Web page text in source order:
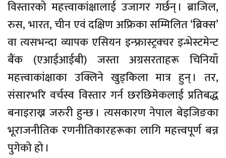
विस्तारको महत्त्वाकांक्षालाई उजागर गर्छन् । ब्राजिल,
रुस, भारत, चीन एवं दक्षिण अफ्रिका सम्मिलित ‘ब्रिक्स’
वा त्यसभन्दा व्यापक एसियन इन्फ्रास्ट्रक्चर इन्भेस्टमेन्ट
बैंक (एआईआईबी) जस्ता अग्रसरताहरू चिनियाँ
महत्त्वाकांक्षाका उक्लिने खुड्किला मात्र हुन् । तर,
संसारभरि वर्चस्व विस्तार गर्न छरछिमेकलाई प्रतिबद्ध
बनाइराख्न जरुरी हुन्छ । त्यसकारण नेपाल बेइजिङका
भूराजनीतिक रणनीतिकारहरूका लागि महत्त्वपूर्ण बन्न
पुगेको हो ।